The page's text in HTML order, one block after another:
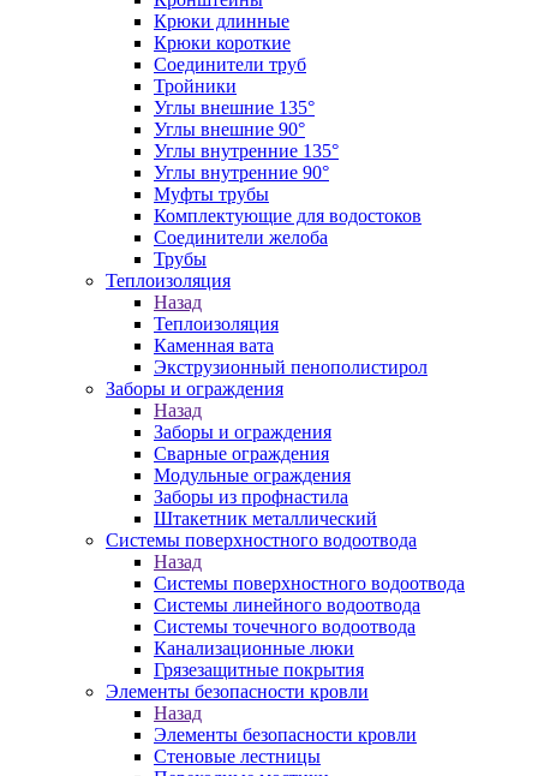
Крюки длинные
Крюки короткие
Соединители труб
Тройники
Углы внешние 135°
Углы внешние 90°
Углы внутренние 135°
Углы внутренние 90°
Муфты трубы
Комплектующие для водостоков
Соединители желоба
Трубы
Теплоизоляция
Назад
Теплоизоляция
Каменная вата
Экструзионный пенополистирол
Заборы и ограждения
Назад
Заборы и ограждения
Сварные ограждения
Модульные ограждения
Заборы из профнастила
Штакетник металлический
Системы поверхностного водоотвода
Назад
Системы поверхностного водоотвода
Системы линейного водоотвода
Системы точечного водоотвода
Канализационные люки
Грязезащитные покрытия
Элементы безопасности кровли
Назад
Элементы безопасности кровли
Стеновые лестницы